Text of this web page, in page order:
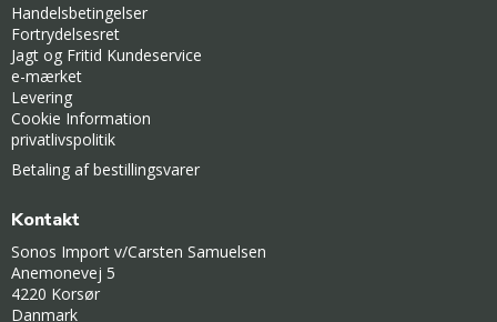
Handelsbetingelser
Fortrydelsesret
Jagt og Fritid Kundeservice
e-mærket
Levering
Cookie Information
privatlivspolitik
Betaling af bestillingsvarer
Kontakt
Sonos Import v/Carsten Samuelsen
Anemonevej 5
4220 Korsør
Danmark